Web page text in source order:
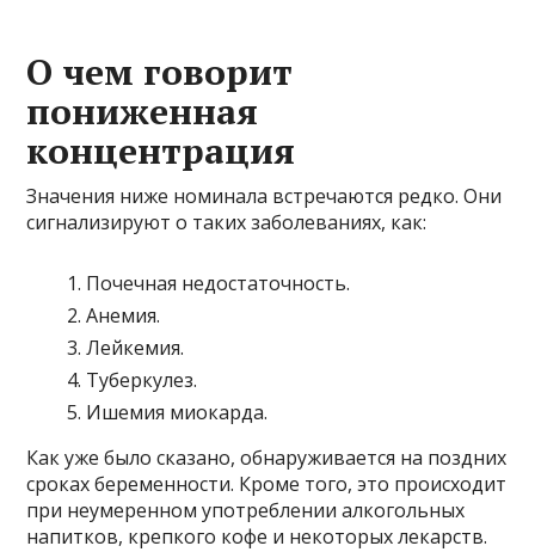
О чем говорит
пониженная
концентрация
Значения ниже номинала встречаются редко. Они
сигнализируют о таких заболеваниях, как:
Почечная недостаточность.
Анемия.
Лейкемия.
Туберкулез.
Ишемия миокарда.
Как уже было сказано, обнаруживается на поздних
сроках беременности. Кроме того, это происходит
при неумеренном употреблении алкогольных
напитков, крепкого кофе и некоторых лекарств.